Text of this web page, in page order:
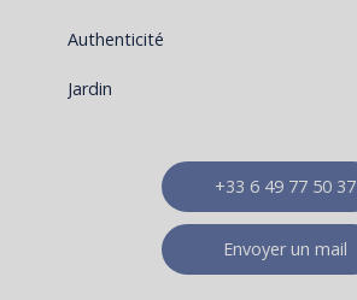
Authenticité
Jardin
+33 6 49 77 50 37
Envoyer un mail